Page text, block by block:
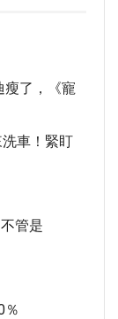
瘦了，《寵
車！緊盯
管是
％